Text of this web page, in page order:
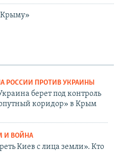
Крыму»
РОССИИ ПРОТИВ УКРАИНЫ
берет под контроль
коридор» в Крым
И ВОЙНА
Киев с лица земли». Кто